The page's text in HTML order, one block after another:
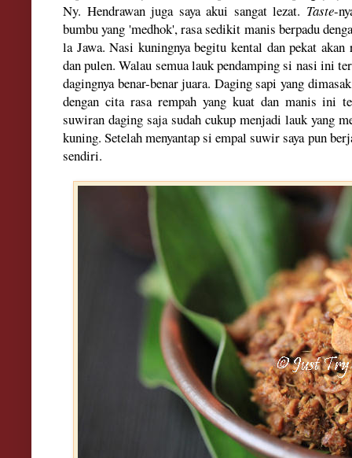
Ny. Hendrawan juga saya akui sangat lezat. Taste-
bumbu yang 'medhok', rasa sedikit manis berpadu
la Jawa. Nasi kuningnya begitukental danpekat akan
dan pulen. Walau semualaukpendamping si nasi ini
dagingnya benar-benar juara. Daging sapi yang
dengan cita rasa rempah yang kuat danmanis ini
suwiran daging saja sudah cukup menjadi lauk yang
kuning. Setelah menyantap si empal suwir saya pun
sendiri.